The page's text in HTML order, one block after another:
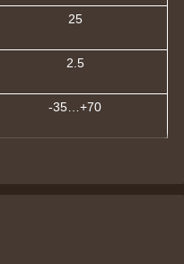
25
2.5
-35…+70